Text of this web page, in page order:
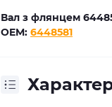
Вал з флянцем
OEM: 6448581